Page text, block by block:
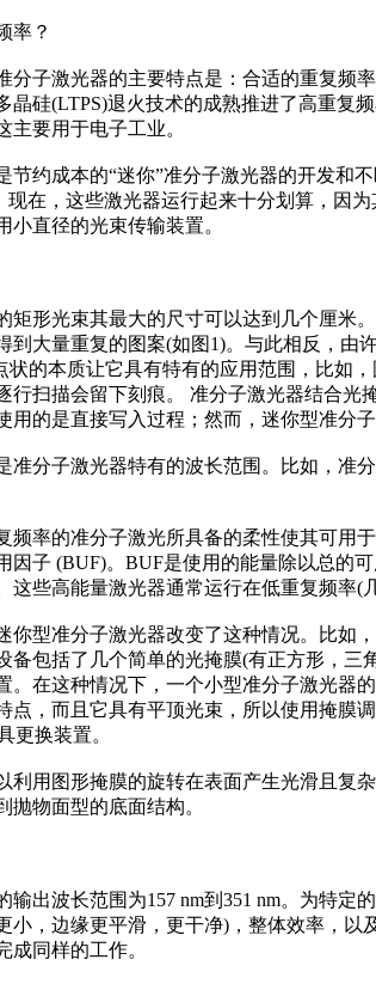
率？
激光器的主要特点是：合适的重复频率
晶硅(LTPS)退火技术的成熟推进了高重复
主要用于电子工业。
成本的“迷你”准分子激光器的开发和不
现在，这些激光器运行起来十分划算，因
小直径的光束传输装置。
形光束其最大的尺寸可以达到几个厘米。
到大量重复的图案(如图1)。与此相反，
状的本质让它具有特有的应用范围，比如
行扫描会留下刻痕。 准分子激光器结合
用的是直接写入过程；然而，迷你型准分
子激光器特有的波长范围。比如，准分
率的准分子激光所具备的柔性使其可用于
因子 (BUF)。BUF是使用的能量除以总的
这些高能量激光器通常运行在低重复频率(
型准分子激光器改变了这种情况。比如，
备包括了几个简单的光掩膜(有正方形，
。在这种情况下，一个小型准分子激光器
点，而且它具有平顶光束，所以使用掩膜
更换装置。
图形掩膜的旋转在表面产生光滑且复杂
抛物面型的底面结构。
波长范围为157 nm到351 nm。为特定
小，边缘更平滑，更干净)，整体效率，
成同样的工作。